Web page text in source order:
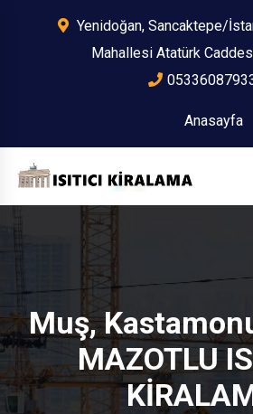
Yenidoğan, Sancaktepe/
Mahallesi Atatürk
Anasayfa
Muş,
MAZOTLU